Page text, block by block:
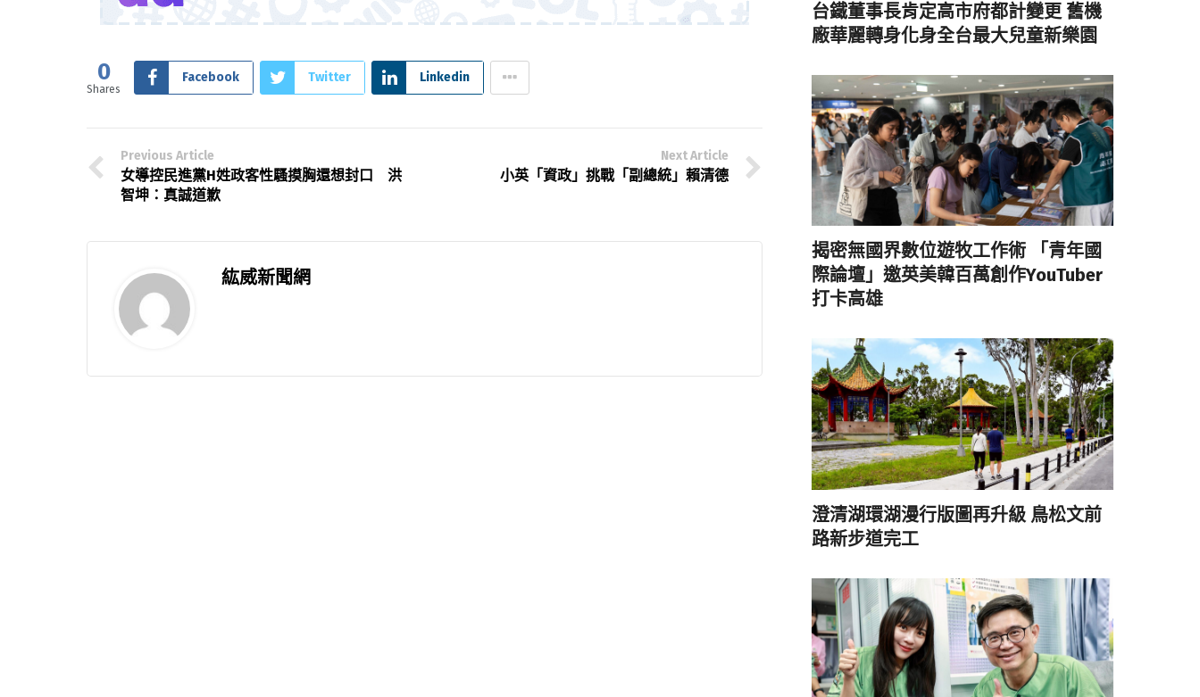
0
Shares
Facebook Twitter Linkedin
Previous Article
女導控民進黨H姓政客性騷摸胸還想封口 洪
智坤：真誠道歉
Next Article
小英「資政」挑戰「副總統」賴清德
紘威新聞網
台鐵董事長肯定高市府都計變更 舊機
廠華麗轉身化身全台最大兒童新樂園
揭密無國界數位遊牧工作術 「青年國
際論壇」邀英美韓百萬創作YouTuber
打卡高雄
澄清湖環湖漫行版圖再升級 鳥松文前
路新步道完工